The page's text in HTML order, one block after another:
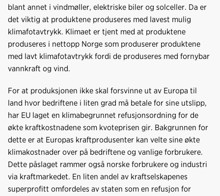
blant annet i vindmøller, elektriske biler og solceller. Da er
det viktig at produktene produseres med lavest mulig
klimafotavtrykk. Klimaet er tjent med at produktene
produseres i nettopp Norge som produserer produktene
med lavt klimafotavtrykk fordi de produseres med fornybar
vannkraft og vind.
For at produksjonen ikke skal forsvinne ut av Europa til
land hvor bedriftene i liten grad må betale for sine utslipp,
har EU laget en klimabegrunnet refusjonsordning for de
økte kraftkostnadene som kvoteprisen gir. Bakgrunnen for
dette er at Europas kraftprodusenter kan velte sine økte
klimakostnader over på bedriftene og vanlige forbrukere.
Dette påslaget rammer også norske forbrukere og industri
via kraftmarkedet. En liten andel av kraftselskapenes
superprofitt omfordeles av staten som en refusjon for